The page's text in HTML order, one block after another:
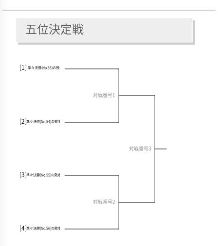
五位決定戦
対戦番号1
対戦番号2
対戦番号3
[1] 準々決勝(No.53)の敗者
[2]準々決勝(No.54)の敗者
[3]準々決勝(No.55)の敗者
[4]準々決勝(No.56)の敗者